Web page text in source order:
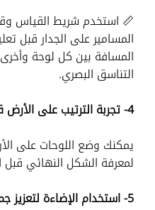
📏 استخدم شريط القياس
المسامير على الجدار قبل
المسافة بين كل لوحة وأخرى
التناسق البصري.
4- تجربة الترتيب على الأرض قبل التعليق
يمكنك وضع اللوحات على
لمعرفة الشكل النهائي قبل
5- استخدام الإضاءة لتعزيز جمال اللوحات